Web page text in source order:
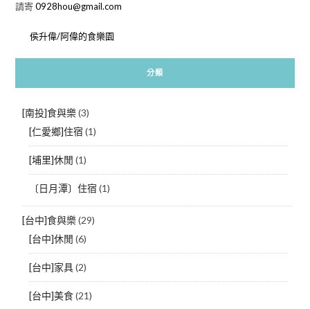
請寄0928hou@gmail.com
侯升偉/阿偉的食樂園
分類
[南投]食與樂(3)
[仁愛鄉]住宿 (1)
[埔里]休閒 (1)
〔日月潭〕住宿 (1)
[台中]食與樂(29)
[台中]休閒 (6)
[台中]家具(2)
[台中]美食(21)